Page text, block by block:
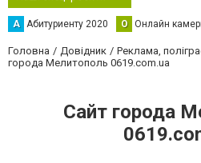
А Абитуриенту 2020 О Онлайн
Головна Довідник Реклама,
города Мелитополь 0619.com.ua
Сайт города